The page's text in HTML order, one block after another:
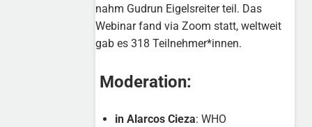
nahm Gudrun Eigelsreiter teil. Das
Webinar fand via Zoom statt, weltweit
gab es 318 Teilnehmer*innen.
Moderation:
in Alarcos Cieza: WHO